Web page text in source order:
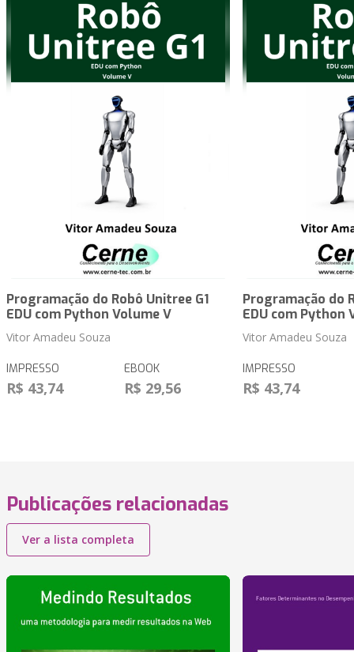
Programação do Robô Unitree G1
EDU com Python Volume V
Vitor Amadeu Souza
IMPRESSO
R$ 43,74
EBOOK
R$ 29,56
Programação do
EDU com Python
Vitor Amadeu Souza
IMPRESSO
R$ 43,74
Publicações relacionadas
Ver a lista completa